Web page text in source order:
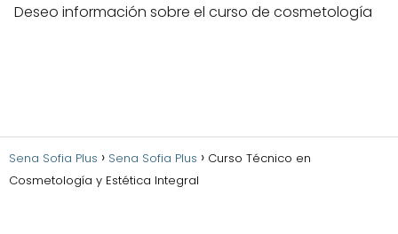
Deseo información sobre el curso de cosmetología
Sena Sofia Plus Sena Sofia Plus
Curso Técnico en
Cosmetología y Estética Integral